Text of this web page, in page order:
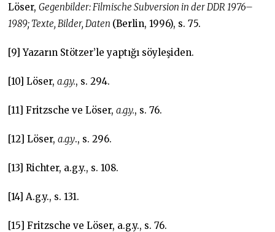
Löser,Gegenbilder: Filmische Subversion in der DDR 1976–
1989; Texte, Bilder, Daten (Berlin, 1996), s. 75.
[9] Yazarın Stötzer’le yaptığı söyleşiden.
[10] Löser,a.g.y., s. 294.
[11] Fritzsche ve Löser,a.g.y., s. 76.
[12] Löser,a.g.y., s. 296.
[13] Richter, a.g.y., s. 108.
[14] A.g.y., s. 131.
[15] Fritzsche ve Löser, a.g.y., s. 76.